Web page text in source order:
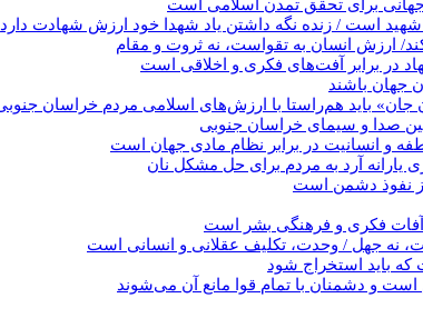
برای تحقق تمدن اسلامی است
شهید است / زنده نگه داشتن یاد شهدا خود ارزش شهادت دارد
ارزش انسان به تقواست، نه ثروت و مقام
در برابر آفت‌های فکری و اخلاقی است
جهان باشند
جان» باید هم‌راستا با ارزش‌های اسلامی مردم خراسان
صدا و سیمای خراسان جنوبی
و انسانیت در برابر نظام مادی جهان است
یارانه آرد به مردم برای حل مشکل نان
نفوذ دشمن است
آفات فکری و فرهنگی بشر است
نه جهل / وحدت، تکلیف عقلانی و انسانی است
که باید استخراج شود
و دشمنان با تمام قوا مانع آن می‌شوند